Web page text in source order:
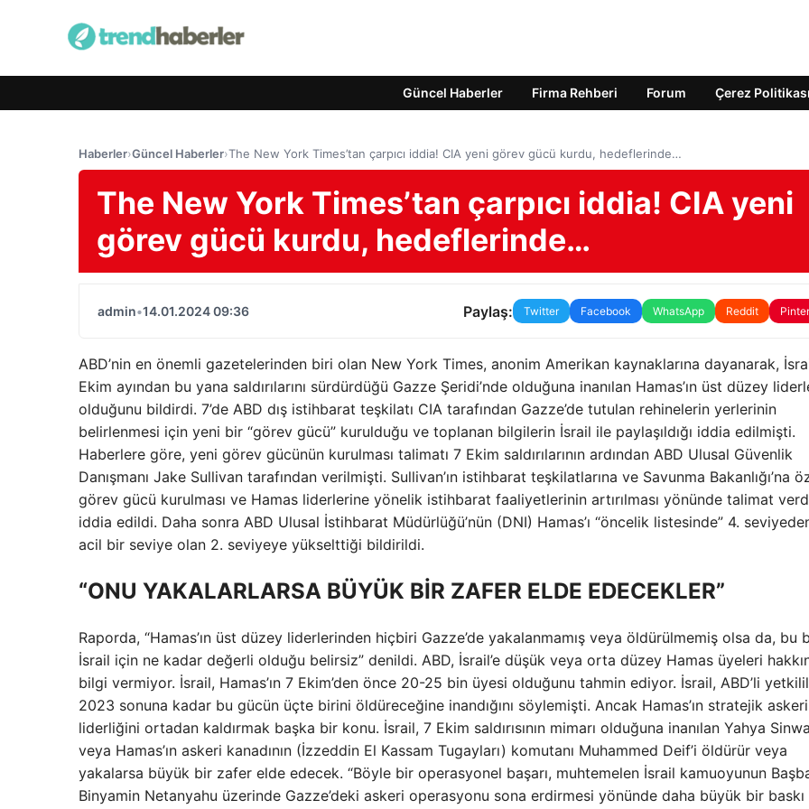
Güncel Haberler Firma Rehberi Forum Çerez Politikası
Haberler›Güncel Haberler›The New York Times’tan çarpıcı iddia! CIA yeni görev gücü kurdu, hedeflerinde…
The New York Times’tan çarpıcı iddia! CIA yeni
görev gücü kurdu, hedeflerinde…
admin•14.01.2024 09:36 Paylaş: Twitter Facebook WhatsApp Reddit
ABD’nin en önemli gazetelerinden biri olan New York Times, anonim Amerikan kaynaklarına dayanarak,
Ekim ayından bu yana saldırılarını sürdürdüğü Gazze Şeridi’nde olduğuna inanılan Hamas’ın üst düzey
olduğunu bildirdi. 7’de ABD dış istihbarat teşkilatı CIA tarafından Gazze’de tutulan rehinelerin yerlerinin
belirlenmesi için yeni bir “görev gücü” kurulduğu ve toplanan bilgilerin İsrail ile paylaşıldığı iddia edilmişti.
Haberlere göre, yeni görev gücünün kurulması talimatı 7 Ekim saldırılarının ardından ABD Ulusal Güvenlik
Danışmanı Jake Sullivan tarafından verilmişti. Sullivan’ın istihbarat teşkilatlarına ve Savunma Bakanlığı’na
görev gücü kurulması ve Hamas liderlerine yönelik istihbarat faaliyetlerinin artırılması yönünde talimat
iddia edildi. Daha sonra ABD Ulusal İstihbarat Müdürlüğü’nün (DNI) Hamas’ı “öncelik listesinde” 4.
acil bir seviye olan 2. seviyeye yükselttiği bildirildi.
“ONU YAKALARLARSA BÜYÜK BİR ZAFER ELDE EDECEKLER”
Raporda, “Hamas’ın üst düzey liderlerinden hiçbiri Gazze’de yakalanmamış veya öldürülmemiş olsa da, bu
İsrail için ne kadar değerli olduğu belirsiz” denildi. ABD, İsrail’e düşük veya orta düzey Hamas üyeleri
bilgi vermiyor. İsrail, Hamas’ın 7 Ekim’den önce 20-25 bin üyesi olduğunu tahmin ediyor. İsrail, ABD’li
2023 sonuna kadar bu gücün üçte birini öldüreceğine inandığını söylemişti. Ancak Hamas’ın stratejik askeri
liderliğini ortadan kaldırmak başka bir konu. İsrail, 7 Ekim saldırısının mimarı olduğuna inanılan Yahya
veya Hamas’ın askeri kanadının (İzzeddin El Kassam Tugayları) komutanı Muhammed Deif’i öldürür veya
yakalarsa büyük bir zafer elde edecek. “Böyle bir operasyonel başarı, muhtemelen İsrail kamuoyunun
Binyamin Netanyahu üzerinde Gazze’deki askeri operasyonu sona erdirmesi yönünde daha büyük bir baskı